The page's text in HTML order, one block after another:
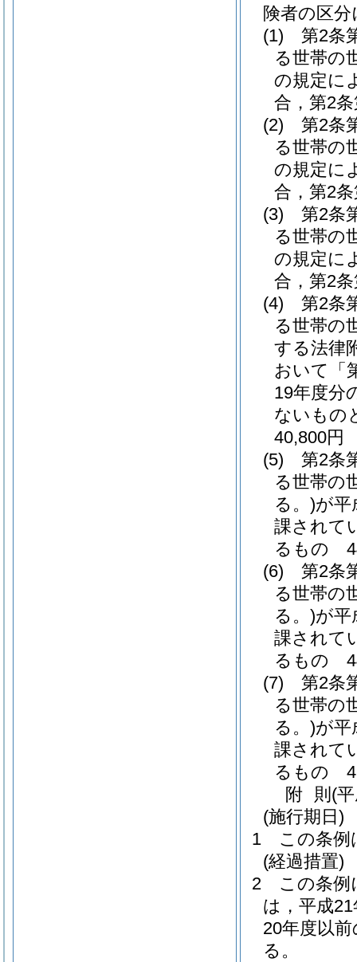
険者の区
(1)
第2条
る世帯の
の規定に
合，第2
(2)
第2条
る世帯の
の規定に
合，第2
(3)
第2条
る世帯の
の規定に
合，第2
(4)
第2条
る世帯の
する法律
おいて「
19年度分
ないもの
40,800円
(5)
第2条
る世帯の
る。)が平
課されて
るもの
(6)
第2条
る世帯の
る。)が平
課されて
るもの
(7)
第2条
る世帯の
る。)が平
課されて
るもの
附 則 (
(施行期日)
1
この条例
(経過措置)
2
この条例
は，平成
20年度以
る。